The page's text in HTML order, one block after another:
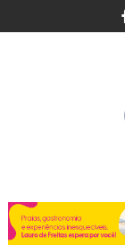
to